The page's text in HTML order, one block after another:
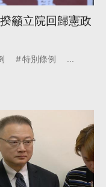
籲立院回歸憲政
特別條例 ...